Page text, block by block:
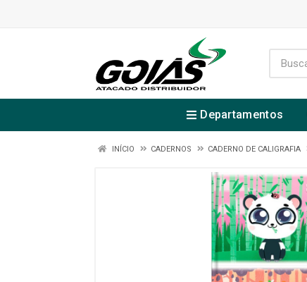
Departamentos
INÍCIO CADERNOS CADERNO DE CALIGRAFIA